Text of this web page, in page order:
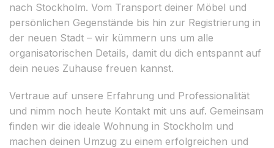
nach Stockholm. Vom Transport deiner Möbel und
persönlichen Gegenstände bis hin zur Registrierung in
der neuen Stadt – wir kümmern uns um alle
organisatorischen Details, damit du dich entspannt auf
dein neues Zuhause freuen kannst.
Vertraue auf unsere Erfahrung und Professionalität
und nimm noch heute Kontakt mit uns auf. Gemeinsam
finden wir die ideale Wohnung in Stockholm und
machen deinen Umzug zu einem erfolgreichen und